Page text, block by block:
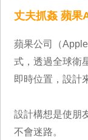
丈夫抓姦 蘋果
蘋果公司（
式，透過全球衛
即時位置，設計
設計構想是使朋
不會迷路。